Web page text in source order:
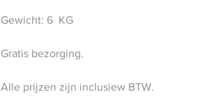
Gewicht: 6 KG
Gratis bezorging.
Alle prijzen zijn inclusiew BTW.